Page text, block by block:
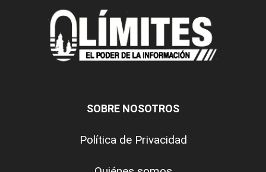
SOBRE NOSOTROS
Política de Privacidad